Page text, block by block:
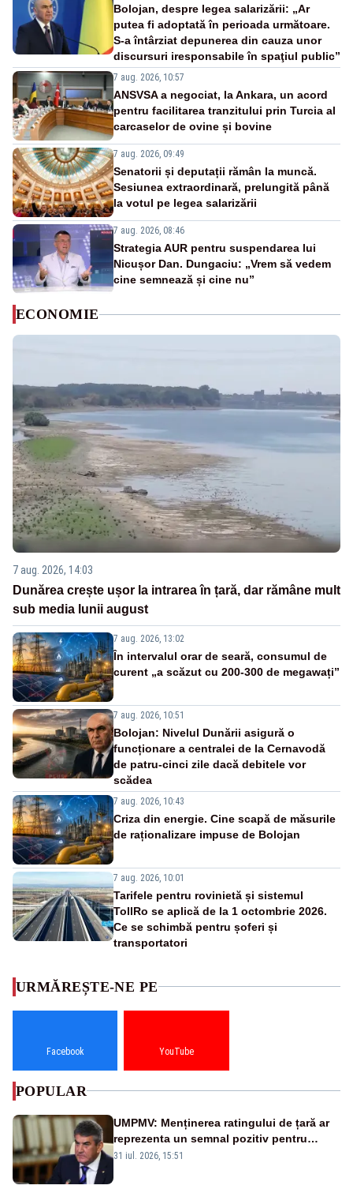
Bolojan, despre legea salarizării: „Ar
putea fi adoptată în perioada următoare.
S-a întârziat depunerea din cauza unor
discursuri iresponsabile în spaţiul public”
7 aug. 2026, 10:57
ANSVSA a negociat, la Ankara, un acord
pentru facilitarea tranzitului prin Turcia al
carcaselor de ovine și bovine
7 aug. 2026, 09:49
Senatorii și deputații rămân la muncă.
Sesiunea extraordinară, prelungită până
la votul pe legea salarizării
7 aug. 2026, 08:46
Strategia AUR pentru suspendarea lui
Nicușor Dan. Dungaciu: „Vrem să vedem
cine semnează și cine nu”
ECONOMIE
7 aug. 2026, 14:03
Dunărea crește ușor la intrarea în țară, dar rămâne mult
sub media lunii august
7 aug. 2026, 13:02
În intervalul orar de seară, consumul de
curent „a scăzut cu 200-300 de megawați”
7 aug. 2026, 10:51
Bolojan: Nivelul Dunării asigură o
funcționare a centralei de la Cernavodă
de patru-cinci zile dacă debitele vor
scădea
7 aug. 2026, 10:43
Criza din energie. Cine scapă de măsurile
de raționalizare impuse de Bolojan
7 aug. 2026, 10:01
Tarifele pentru rovinietă și sistemul
TollRo se aplică de la 1 octombrie 2026.
Ce se schimbă pentru șoferi și
transportatori
URMĂREȘTE-NE PE
Facebook YouTube
POPULAR
UMPMV: Menținerea ratingului de țară ar
reprezenta un semnal pozitiv pentru
România. Autoritățile trebuie să continue
31 iul. 2026, 15:51